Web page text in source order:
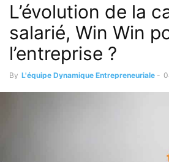
L’évolution de la
salarié, Win Win
l’entreprise ?
By L'équipe Dynamique Entrepreneuriale -